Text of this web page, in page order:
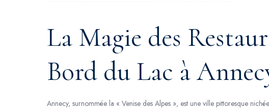
La Magie des
Bord du Lac à
Annecy, surnommée la « Venise des Alpes », est une ville pittoresque